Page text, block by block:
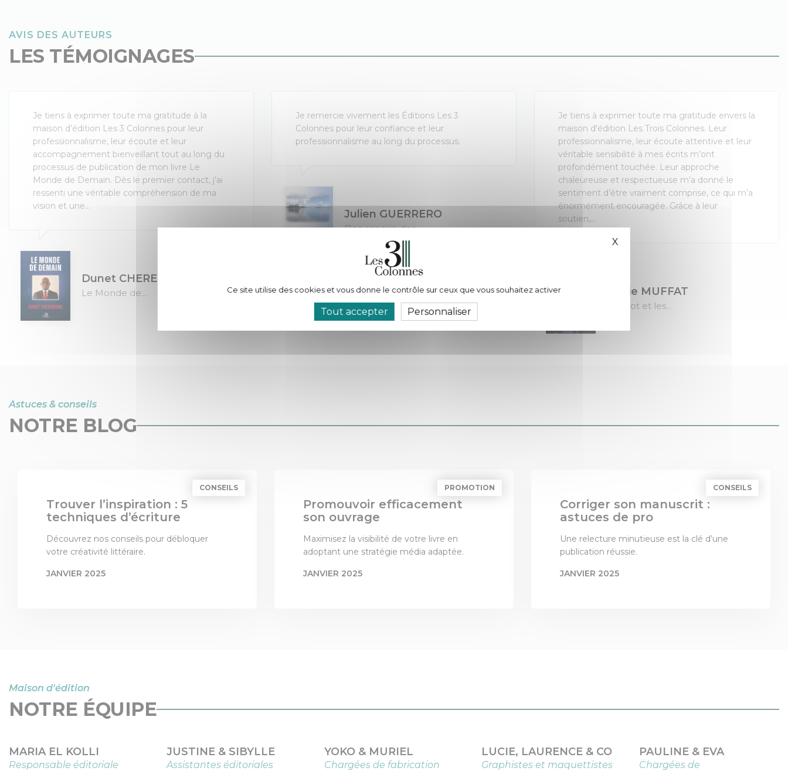
AVIS DES AUTEURS
LES TÉMOIGNAGES
Je tiens à exprimer toute ma gratitude à la
maison d’édition Les 3 Colonnes pour leur
professionnalisme, leur écoute et leur
accompagnement bienveillant tout au long du
processus de publication de mon livre Le
Monde de Demain. Dès le premier contact, j’ai
ressenti une véritable compréhension de ma
vision et une...
Dunet CHEREMOND
Le Monde de...
Je remercie vivement les Éditions Les 3
Colonnes pour leur confiance et leur
professionnalisme au long du processus.
Julien GUERRERO
Des espoirs, des...
Je tiens à exprimer toute ma gratitude envers la
maison d'édition Les Trois Colonnes. Leur
professionnalisme, leur écoute attentive et leur
véritable sensibilité à mes écrits m’ont
profondément touchée. Leur approche
chaleureuse et respectueuse m’a donné le
sentiment d’être vraiment comprise, ce qui m’a
énormément encouragée. Grâce à leur
soutien,...
Sylvie MUFFAT
Margot et les...
Astuces & conseils
NOTRE BLOG
CONSEILS
Trouver l’inspiration : 5
techniques d’écriture
Découvrez nos conseils pour débloquer
votre créativité littéraire.
JANVIER 2025
PROMOTION
Promouvoir efficacement
son ouvrage
Maximisez la visibilité de votre livre en
adoptant une stratégie média adaptée.
JANVIER 2025
CONSEILS
Corriger son manuscrit :
astuces de pro
Une relecture minutieuse est la clé d’une
publication réussie.
JANVIER 2025
Maison d'édition
NOTRE ÉQUIPE
MARIA EL KOLLI
Responsable éditoriale
JUSTINE & SIBYLLE
Assistantes éditoriales
YOKO & MURIEL
Chargées de fabrication
LUCIE, LAURENCE & CO
Graphistes et maquettistes
PAULINE & EVA
Chargées de
Ce site utilise des cookies et vous donne le contrôle sur ceux que vous souhaitez activer
Tout accepter Personnaliser
X